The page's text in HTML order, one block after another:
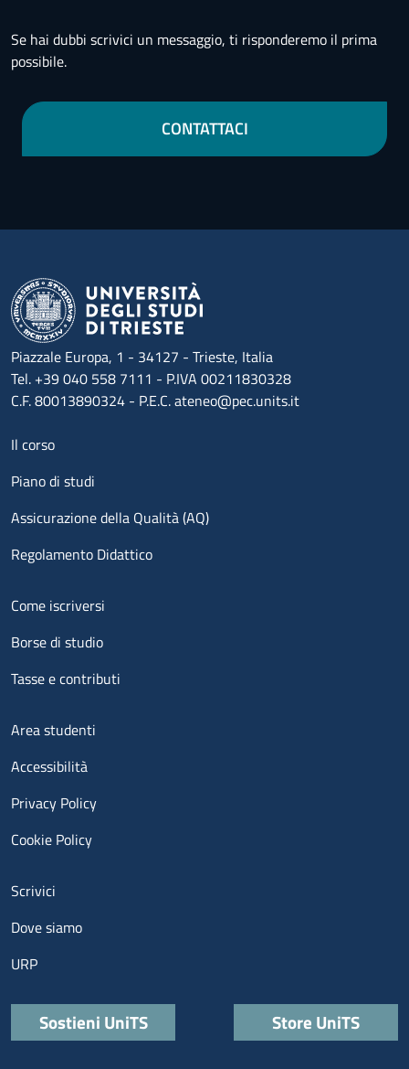
Se hai dubbi scrivici un messaggio, ti risponderemo il prima
possibile.
CONTATTACI
Piazzale Europa, 1 - 34127 - Trieste, Italia
Tel. +39 040 558 7111 - P.IVA 00211830328
C.F. 80013890324 - P.E.C. ateneo@pec.units.it
Menu footer 1
Il corso
Piano di studi
Assicurazione della Qualità (AQ)
Regolamento Didattico
Menu footer 2
Come iscriversi
Borse di studio
Tasse e contributi
Menu footer 3
Area studenti
Accessibilità
Privacy Policy
Cookie Policy
Menu contatti
Scrivici
Dove siamo
URP
Quick links
Sostieni UniTS Store UniTS